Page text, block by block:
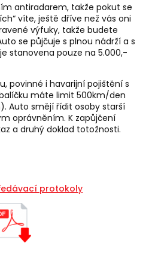
antiradarem, takže pokut se
víte, ještě dříve než vás oni
výfuky, takže budete
se půjčuje s plnou nádrží a s
stanovena pouze na 5.000,-
povinné i havarijní pojištění s
máte limit 500km/den
Auto smějí řídit osoby starší
oprávněním. K zapůjčení
a druhý doklad totožnosti.
protokoly